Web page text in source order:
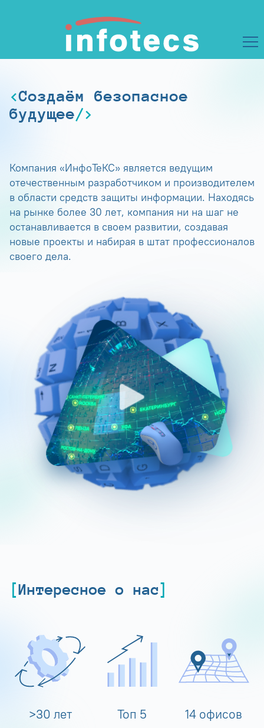
Создаём безопасное
будущее
Компания «ИнфоТеКС» является ведущим
отечественным разработчиком и производителем
в области средств защиты информации. Находясь
на рынке более 30 лет, компания ни на шаг не
останавливается в своем развитии, создавая
новые проекты и набирая в штат профессионалов
своего дела.
Интересное о нас
>30 лет Топ 5 14 офисов